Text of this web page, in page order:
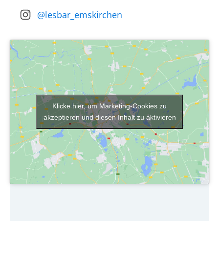
@lesbar_emskirchen
Klicke hier, um Marketing-Cookies zu
akzeptieren und diesen Inhalt zu aktivieren